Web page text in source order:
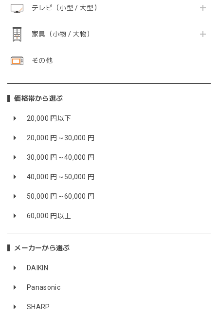
テレビ（小型 / 大型）
家具（小物 / 大物）
その他
価格帯から選ぶ
20,000 円以下
20,000 円～30,000 円
30,000 円～40,000 円
40,000 円～50,000 円
50,000 円～60,000 円
60,000 円以上
メーカーから選ぶ
DAIKIN
Panasonic
SHARP